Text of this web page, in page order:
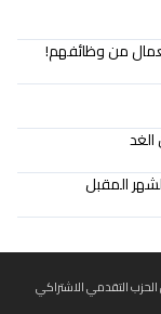
من وظائفهم!
المقبل
التقدمي الاشتراكي